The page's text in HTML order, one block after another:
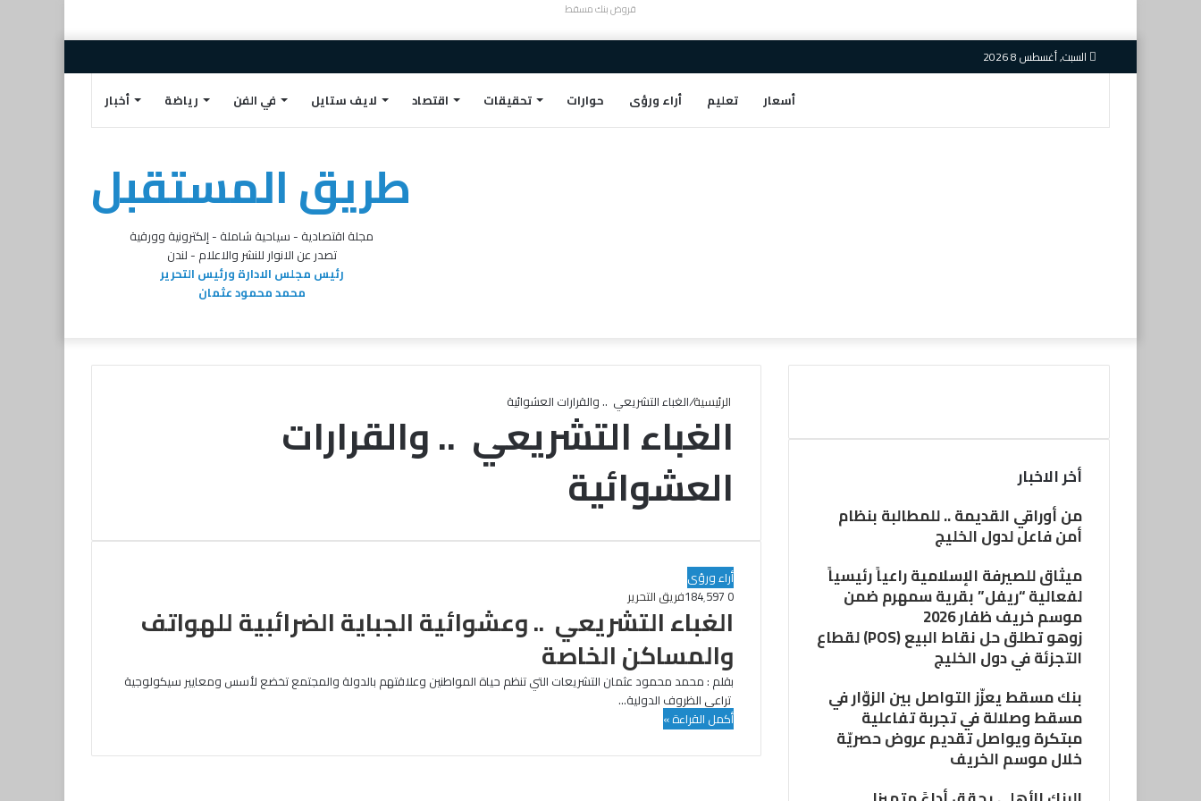
قروض بنك مسقط
السبت, أغسطس 8 2026
الالكتروني
أخبار رياضة في الفن لايف ستايل اقتصاد تحقيقات حوارات أراء ورؤى تعليم أسعار
طريق المستقبل
مجلة اقتصادية - سياحية شاملة - إلكترونية وورقية
تصدر عن الانوار للنشر والاعلام - لندن
رئيس مجلس الادارة ورئيس التحرير
محمد محمود عثمان
الرئيسية/الغباء التشريعي .. والقرارات العشوائية
الغباء التشريعي .. والقرارات
العشوائية
أراء ورؤى
فريق التحرير
0
الغباء التشريعي .. وعشوائية الجباية الضرائبية للهواتف
والمساكن الخاصة
بقلم : محمد محمود عثمان التشريعات التي تنظم حياة المواطنين وعلاقتهم بالدولة والمجتمع تخضع لأسس ومعايير سيكولوجية
تراعي الظروف الدولية…
أكمل القراءة »
أخر الاخبار
من أوراقي القديمة .. للمطالبة بنظام
أمن فاعل لدول الخليج
ميثاق للصيرفة الإسلامية راعياً رئيسياً
لفعالية “ريفل” بقرية سمهرم ضمن
موسم خريف ظفار 2026
زوهو تطلق حل نقاط البيع (POS) لقطاع
التجزئة في دول الخليج
بنك مسقط يعزّز التواصل بين الزوّار في
مسقط وصلالة في تجربة تفاعلية
مبتكرة ويواصل تقديم عروض حصريّة
خلال موسم الخريف